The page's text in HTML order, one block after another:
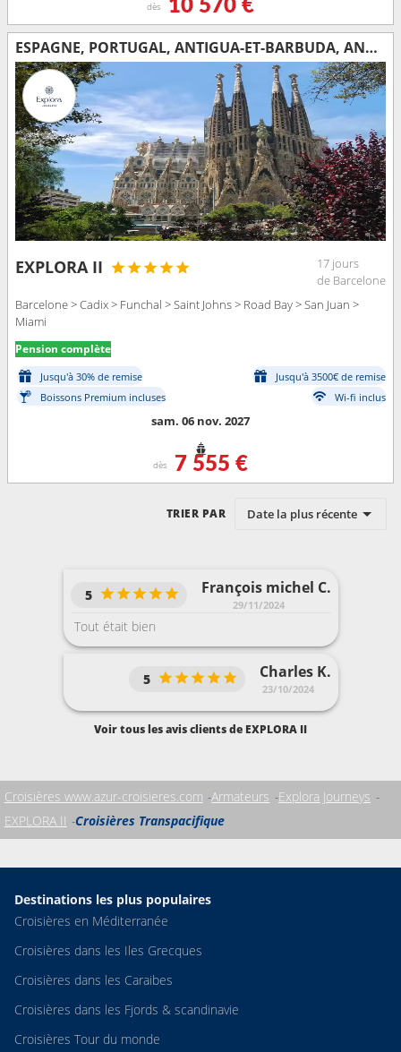
dès 10 570 €
ESPAGNE, PORTUGAL, ANTIGUA-ET-BARBUDA, ANGUILLA, PORTO RICO, ÉTATS-UNIS
EXPLORA II
17 jours
de Barcelone
Barcelone > Cadix > Funchal > Saint Johns > Road Bay > San Juan >
Miami
Pension complète
Jusqu'à 30% de remise
Jusqu'à 3500€ de remise
Boissons Premium incluses
Wi-fi inclus
sam. 06 nov. 2027
dès 7 555 €
TRIER PAR Date la plus récente
François michel C.
29/11/2024
5
Tout était bien
Charles K.
23/10/2024
5
Voir tous les avis clients de EXPLORA II
Croisières www.azur-croisieres.com Armateurs Explora Journeys
EXPLORA II
Croisières Transpacifique
Destinations les plus populaires
Croisières en Méditerranée
Croisières dans les Iles Grecques
Croisières dans les Caraibes
Croisières dans les Fjords & scandinavie
Croisières Tour du monde